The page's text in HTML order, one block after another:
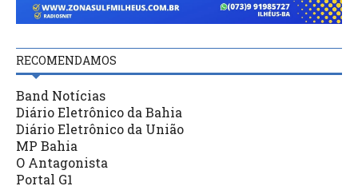
RECOMENDAMOS
Band Notícias
Diário Eletrônico da Bahia
Diário Eletrônico da União
MP Bahia
O Antagonista
Portal G1